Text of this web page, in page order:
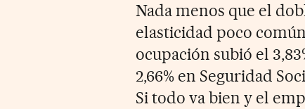
Nada menos que el
elasticidad poco
ocupación subió el
2,66% en Seguridad
Si todo va bien y el